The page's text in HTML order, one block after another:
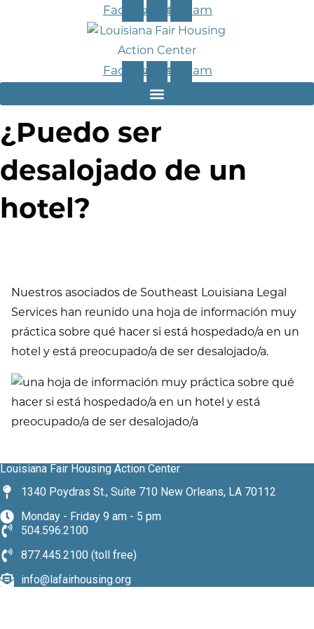
FacebookTwitterInstagram
FacebookTwitterInstagram
¿Puedo ser
desalojado de un
hotel?
Nuestros asociados de Southeast Louisiana Legal
Services han reunido una hoja de información muy
práctica sobre qué hacer si está hospedado/a en un
hotel y está preocupado/a de ser desalojado/a.
Louisiana Fair Housing Action Center
1340 Poydras St., Suite 710 New Orleans, LA 70112
Monday - Friday 9 am - 5 pm
504.596.2100
877.445.2100 (toll free)
info@lafairhousing.org